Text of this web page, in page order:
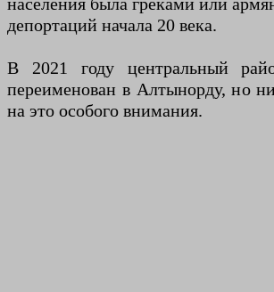
депортаций начала 20 века.
В 2021 году центральный
переименован в Алтынорду, но
на это особого внимания.